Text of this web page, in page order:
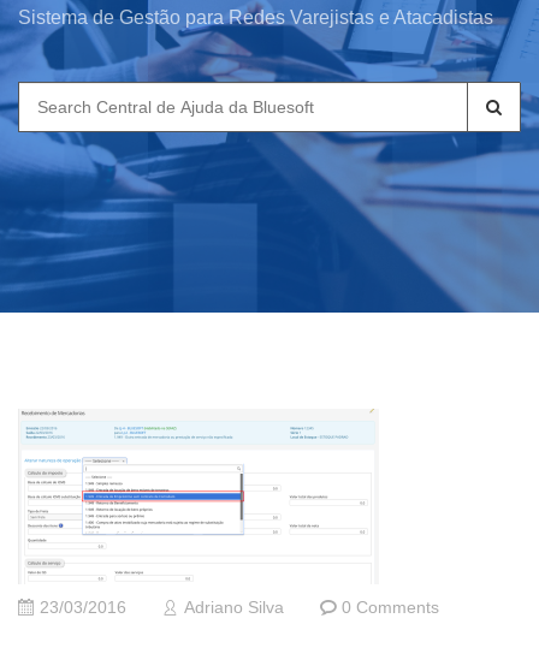
Sistema de Gestão para Redes Varejistas e Atacadistas
Search
for:
23/03/2016 Adriano Silva 0 Comments